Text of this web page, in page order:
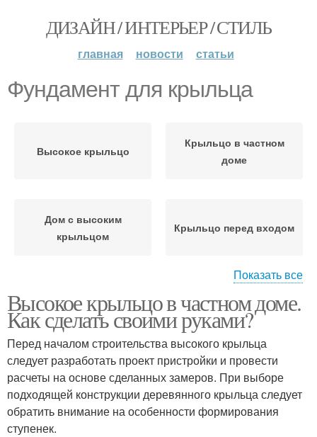
ДИЗАЙН / ИНТЕРЬЕР / СТИЛЬ
главная новости статьи
Фундамент для крыльца
Высокое крыльцо
Крыльцо в частном
доме
Дом с высоким
крыльцом
Крыльцо перед входом
Входное крыльцо Крыльцо из дерева
Крыльцо из бетона Крыльцо из металла
Показать все
Высокое крыльцо в частном доме.
Как сделать своими руками?
Перед началом строительства высокого крыльца
следует разработать проект пристройки и провести
расчеты на основе сделанных замеров. При выборе
подходящей конструкции деревянного крыльца следует
обратить внимание на особенности формирования
ступенек.